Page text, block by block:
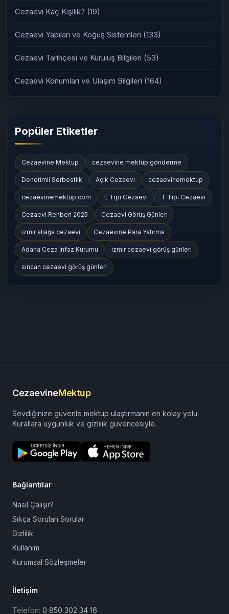
Cezaevi Kaç Kişilik? (19)
Cezaevi Yapıları ve Koğuş Sistemleri (133)
Cezaevi Tarihçesi ve Kuruluş Bilgileri (53)
Cezaevi Konumları ve Ulaşım Bilgileri (164)
Popüler Etiketler
Cezaevine Mektup cezaevine mektup gönderme
Denetimli Serbestlik Açık Cezaevi cezaevinemektup
cezaevinemektup.com E Tipi Cezaevi T Tipi Cezaevi
Cezaevi Rehberi 2025 Cezaevi Görüş Günleri
izmir aliağa cezaevi Cezaevine Para Yatırma
Adana Ceza İnfaz Kurumu izmir cezaevi görüş günleri
sincan cezaevi görüş günleri
CezaevineMektup
Sevdiğinize güvenle mektup ulaştırmanın en kolay yolu.
Kurallara uygunluk ve gizlilik güvencesiyle.
Bağlantılar
Nasıl Çalışır?
Sıkça Sorulan Sorular
Gizlilik
Kullanım
Kurumsal Sözleşmeler
İletişim
Telefon: 0 850 302 34 16